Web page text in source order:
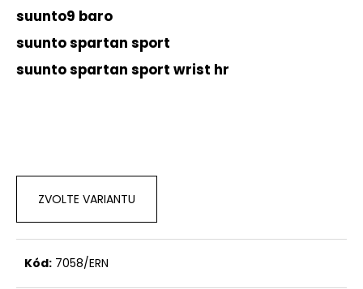
suunto9 baro
suunto spartan sport
suunto spartan sport wrist hr
ZVOLTE VARIANTU
Kód: 7058/ERN